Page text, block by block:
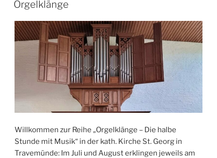
Orgelklänge
Willkommen zur Reihe „Orgelklänge – Die halbe
Stunde mit Musik“ in der kath. Kirche St. Georg in
Travemünde: Im Juli und August erklingen jeweils am